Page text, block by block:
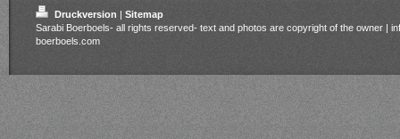
Druckversion
Sitemap
Sarabi Boerboels- all rights reserved- text and photos are copyright of the owner |
boerboels.com